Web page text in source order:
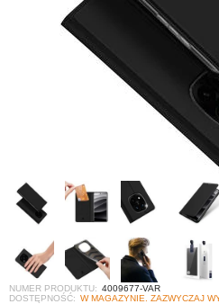
NUMER PRODUKTU: 4009677-VAR
DOSTĘPNOŚĆ: W MAGAZYNIE. ZAZWYCZAJ